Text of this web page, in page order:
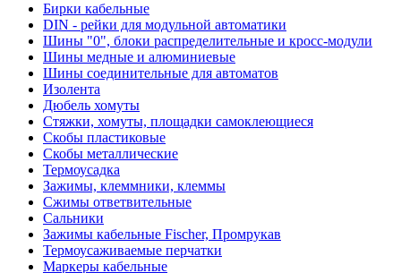
Бирки кабельные
DIN - рейки для модульной автоматики
Шины "0", блоки распределительные и кросс-модули
Шины медные и алюминиевые
Шины соединительные для автоматов
Изолента
Дюбель хомуты
Стяжки, хомуты, площадки самоклеющиеся
Скобы пластиковые
Скобы металлические
Термоусадка
Зажимы, клеммники, клеммы
Сжимы ответвительные
Сальники
Зажимы кабельные Fischer, Промрукав
Термоусаживаемые перчатки
Маркеры кабельные